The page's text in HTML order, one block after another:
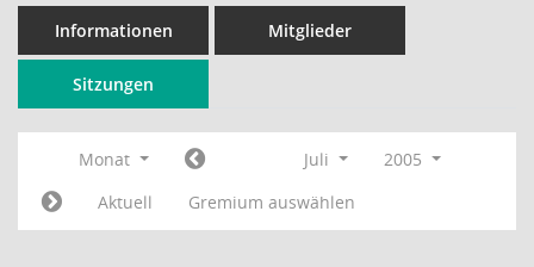
Informationen Mitglieder
Sitzungen
Monat Juli
2005
Aktuell
Gremium auswählen